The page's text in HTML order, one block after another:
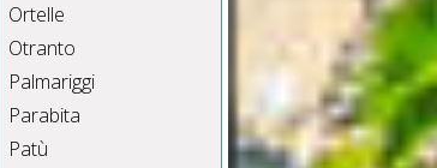
Ortelle
Otranto
Palmariggi
Parabita
Patù